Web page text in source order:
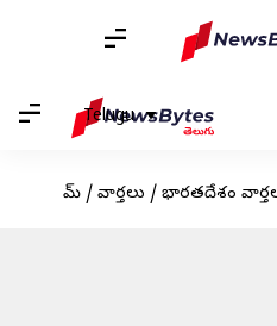
Telugu
హోమ్ / వార్తలు / భారతదేశం